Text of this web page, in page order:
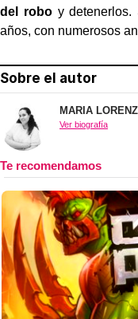
del robo y
años, con numerosos
Sobre el autor
MARIA
Ver biografía